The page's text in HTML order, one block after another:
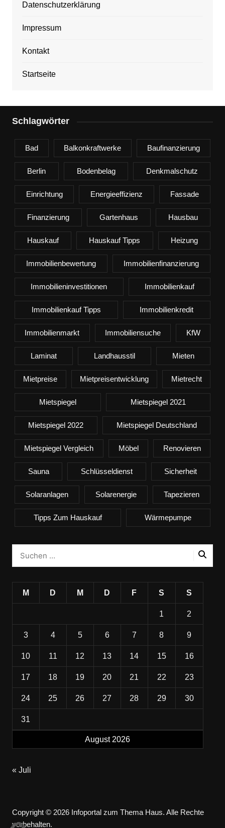
Datenschutzerklärung
Impressum
Kontakt
Startseite
Schlagwörter
Bad Balkonkraftwerke Baufinanzierung
Berlin Bodenbelag Denkmalschutz
Einrichtung Energieeffizienz Fassade
Finanzierung Gartenhaus Hausbau
Hauskauf Hauskauf Tipps Heizung
Immobilienbewertung Immobilienfinanzierung
Immobilieninvestitionen Immobilienkauf
Immobilienkauf Tipps Immobilienkredit
Immobilienmarkt Immobiliensuche KfW
Laminat Landhausstil Mieten
Mietpreise Mietpreisentwicklung Mietrecht
Mietspiegel Mietspiegel 2021
Mietspiegel 2022 Mietspiegel Deutschland
Mietspiegel Vergleich Möbel Renovieren
Sauna Schlüsseldienst Sicherheit
Solaranlagen Solarenergie Tapezieren
Tipps Zum Hauskauf Wärmepumpe
August 2026
M D M D F S S
1 2
3 4 5 6 7 8 9
10 11 12 13 14 15 16
17 18 19 20 21 22 23
24 25 26 27 28 29 30
31
« Juli
Copyright © 2026 Infoportal zum Thema Haus. Alle Rechte
vorbehalten.